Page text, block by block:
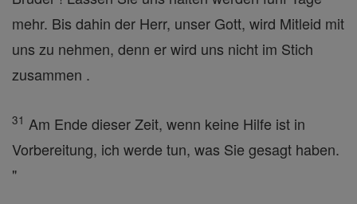
mehr. Bis dahin der Herr, unser Gott, wird Mitleid mit
uns zu nehmen, denn er wird uns nicht im Stich
zusammen .
31 Am Ende dieser Zeit, wenn keine Hilfe ist in
Vorbereitung, ich werde tun, was Sie gesagt haben.
"